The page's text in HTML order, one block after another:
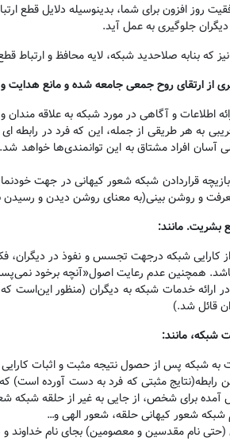
روز افزون برای شما، بدینوسیله دلایل قطع
جلوگیری به عمل آید.
که بنابه صلاحدید شبکه، لایه محافظ و
از ارتقای روح جمعی جامعه شده و مانع
اطلاعات و آگاهی در مورد شبکه به علاقه
فریبی به هر طریقی از جمله، این که فرد در
افراد مشتاق به این توانمندی‌ها خواهد شد.
قراردادن شبکه شعور کیهانی در جهت
و روشن بینی(به معنای روشن دیدن و
بشریت. مانند:
از کارایی شبکه درجهت تجسس و نفوذ در
همچنین عدم رعایت اصول«آنچه برخود
خدمات شبکه به دیگران (منظور این‌است
قائل شد.)
شبکه، مانند:
به شبکه پس از حصول نتیجه مثبت و اثبات
رابطه(نتایج مثبتی که فرد به دست آورده
آمده برای شخص، از جایی به غیر از حلقه
شبکه شعور کیهانی حلقه، شعور الهی و…
(حتی نام مقدسین و معصومین) بجای نام خداوند